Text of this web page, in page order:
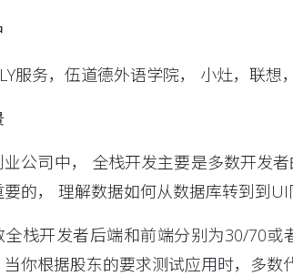
服务，伍道德外语学院， 小灶，联想
业公司中， 全栈开发主要是多数开发
的， 理解数据如何从数据库转到到UI
全栈开发者后端和前端分别为30/70
你根据股东的要求测试应用时，多数